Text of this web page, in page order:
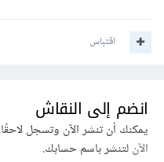
اقتباس
انضم إلى النقاش
يمكنك أن تنشر الآن وتسجل
الآنلتنشر باسم حسابك.